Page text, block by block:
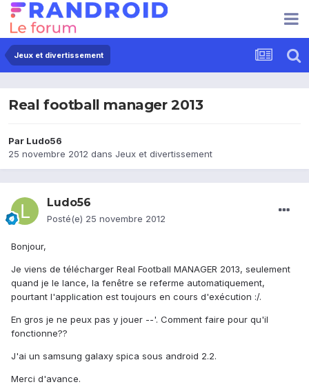
Jeux et divertissement
Real football manager 2013
Par Ludo56
25 novembre 2012 dans Jeux et divertissement
Ludo56
Posté(e) 25 novembre 2012
Bonjour,
Je viens de télécharger Real Football MANAGER 2013, seulement
quand je le lance, la fenêtre se referme automatiquement,
pourtant l'application est toujours en cours d'exécution :/.
En gros je ne peux pas y jouer --'. Comment faire pour qu'il
fonctionne??
J'ai un samsung galaxy spica sous android 2.2.
Merci d'avance.